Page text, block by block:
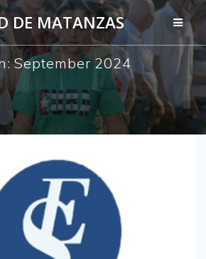
Skip
to
content
DE MATANZAS
September 2024